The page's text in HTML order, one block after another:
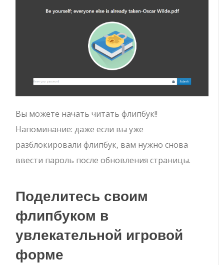
Вы можете начать читать флипбук!!
Напоминание: даже если вы уже
разблокировали флипбук, вам нужно снова
ввести пароль после обновления страницы.
Поделитесь своим
флипбуком в
увлекательной игровой
форме